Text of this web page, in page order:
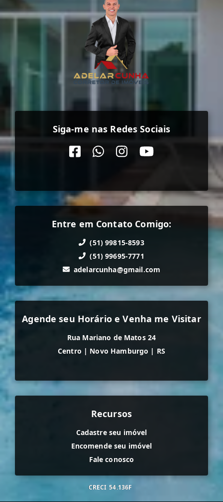
Siga-me nas Redes Sociais
Entre em Contato Comigo:
(51) 99815-8593
(51) 99695-7771
adelarcunha@gmail.com
Agende seu Horário e Venha me Visitar
Rua Mariano de Matos 24
Centro | Novo Hamburgo | RS
Recursos
Cadastre seu imóvel
Encomende seu imóvel
Fale conosco
CRECI 54.136F